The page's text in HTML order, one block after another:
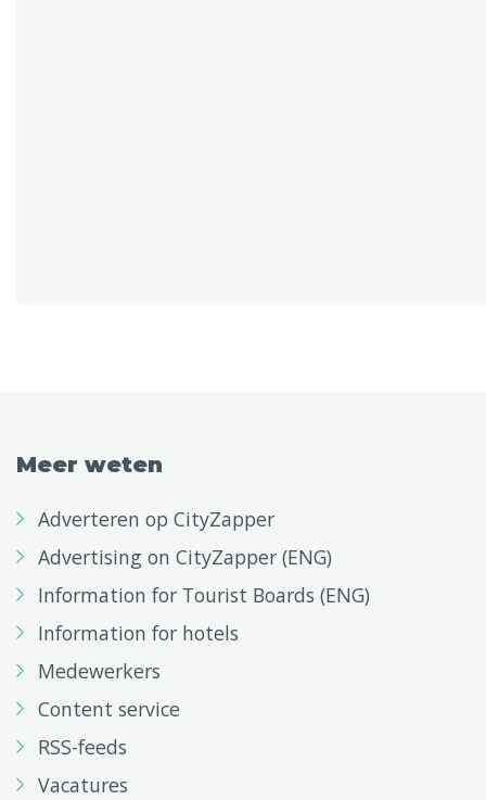
Meer weten
Adverteren op CityZapper
Advertising on CityZapper (ENG)
Information for Tourist Boards (ENG)
Information for hotels
Medewerkers
Content service
RSS-feeds
Vacatures